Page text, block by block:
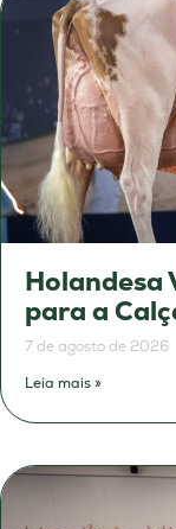
Holandesa
para a
7 de agosto de 2026
Leia mais »